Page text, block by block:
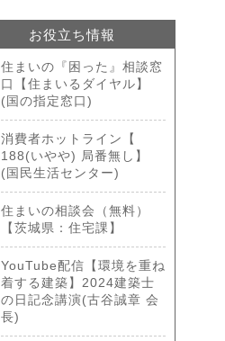
お役立ち情報
住まいの『困った』相談窓
口【住まいるダイヤル】
(国の指定窓口)
消費者ホットライン【
188(いやや) 局番無し】
(国民生活センター)
住まいの相談会（無料）
【茨城県：住宅課】
YouTube配信【環境を重ね
着する建築】2024建築士
の日記念講演(古谷誠章 会
長)